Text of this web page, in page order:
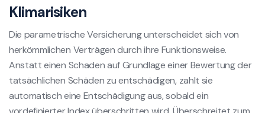
Klimarisiken
Die parametrische Versicherung unterscheidet sich von
herkömmlichen Verträgen durch ihre Funktionsweise.
Anstatt einen Schaden auf Grundlage einer Bewertung der
tatsächlichen Schäden zu entschädigen, zahlt sie
automatisch eine Entschädigung aus, sobald ein